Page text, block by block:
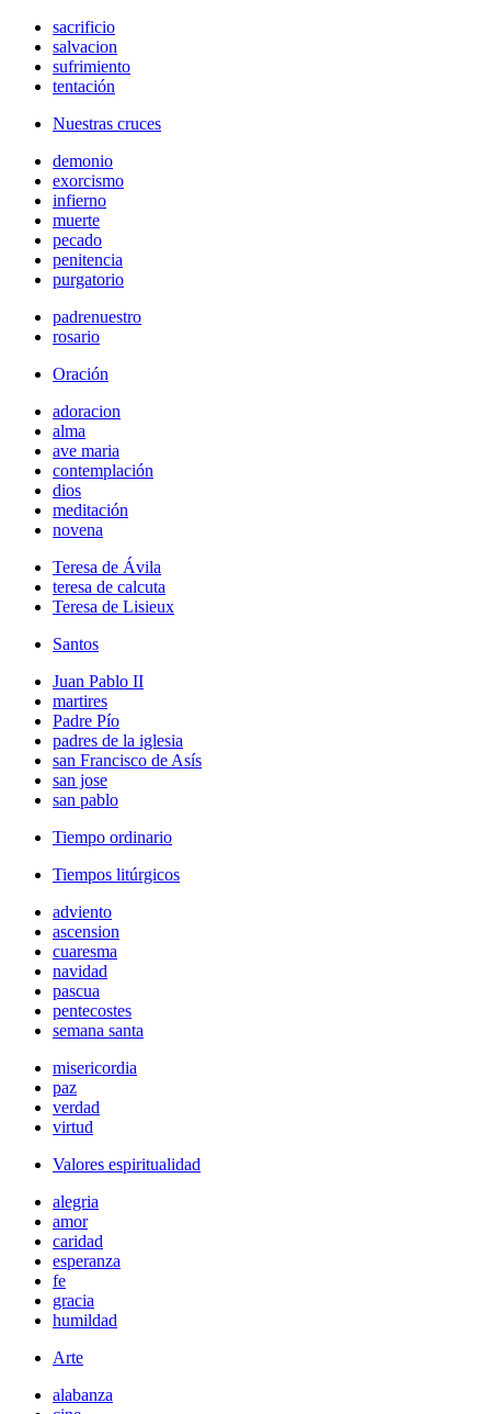
sacrificio
salvacion
sufrimiento
tentación
Nuestras cruces
demonio
exorcismo
infierno
muerte
pecado
penitencia
purgatorio
padrenuestro
rosario
Oración
adoracion
alma
ave maria
contemplación
dios
meditación
novena
Teresa de Ávila
teresa de calcuta
Teresa de Lisieux
Santos
Juan Pablo II
martires
Padre Pío
padres de la iglesia
san Francisco de Asís
san jose
san pablo
Tiempo ordinario
Tiempos litúrgicos
adviento
ascension
cuaresma
navidad
pascua
pentecostes
semana santa
misericordia
paz
verdad
virtud
Valores espiritualidad
alegria
amor
caridad
esperanza
fe
gracia
humildad
Arte
alabanza